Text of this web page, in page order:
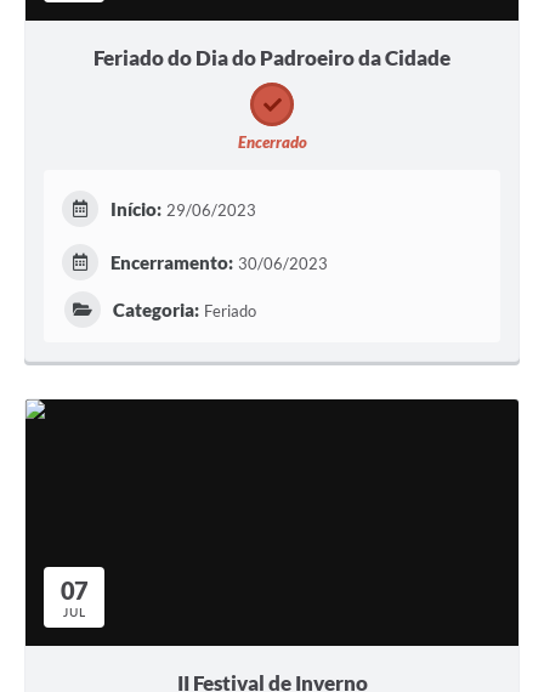
Feriado do Dia do Padroeiro da Cidade
Encerrado
Início: 29/06/2023
Encerramento: 30/06/2023
Categoria: Feriado
07
JUL
II Festival de Inverno